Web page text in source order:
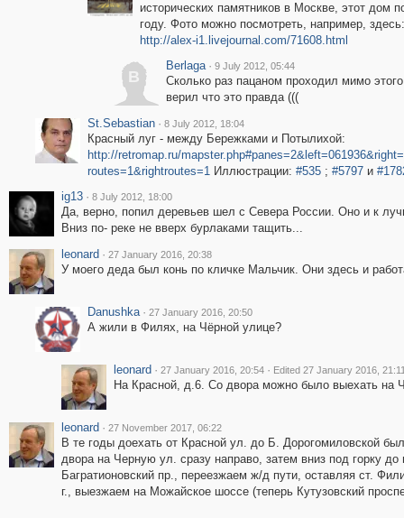
исторических памятников в Москве, этот дом
году. Фото можно посмотреть, например, здесь:
http://alex-i1.livejournal.com/71608.html
B
Berlaga · 9 July 2012, 05:44
Сколько раз пацаном проходил мимо
верил что это правда (((
St.Sebastian · 8 July 2012, 18:04
Красный луг - между Бережками и Потылихой:
http://retromap.ru/
routes=1&rightroutes=1Иллюстрации: #535; #5797и
ig13 · 8 July 2012, 18:00
Да, верно, попил деревьев шел с Севера России. Оно и к
Вниз по- реке не вверх бурлаками тащить...
leonard · 27 January 2016, 20:38
У моего деда был конь по кличке Мальчик. Они здесь и
Danushka · 27 January 2016, 20:50
А жили в Филях, на Чёрной улице?
leonard · 27 January 2016, 20:54 · Edited 27 January 2016,
На Красной, д.6. Со двора можно было выехать на
leonard · 27 November 2017, 06:22
В те годы доехать от Красной ул. до Б. Дорогомиловской
двора на Черную ул. сразу направо, затем вниз под горку
Багратионовский пр., переезжаем ж/д пути, оставляя ст.
г., выезжаем на Можайское шоссе (теперь Кутузовский